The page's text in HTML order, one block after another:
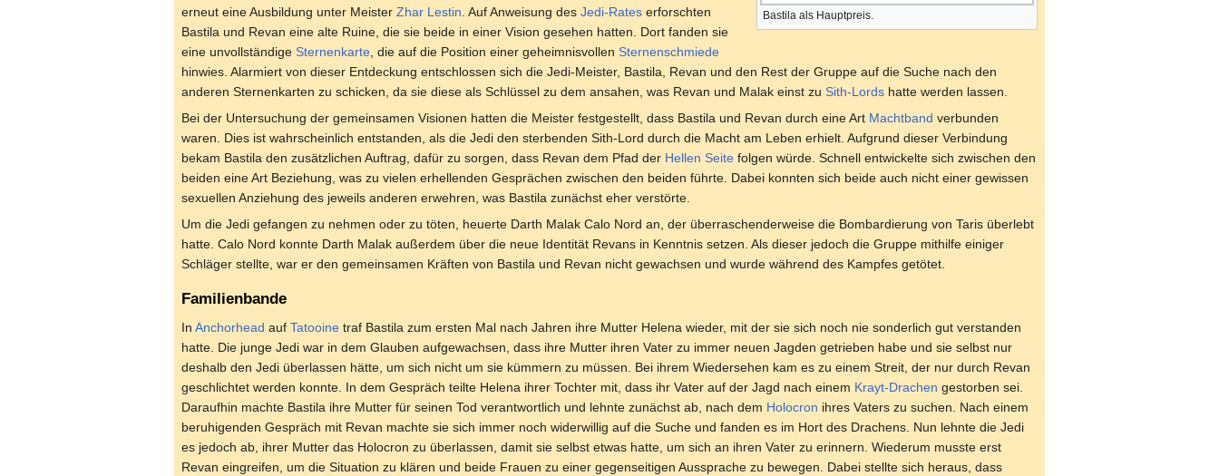
Bastila als Hauptpreis.
erneut eine Ausbildung unter Meister Zhar Lestin . Auf Anweisung des Jedi-Rates erforschten
Bastila und Revan eine alte Ruine, die sie beide in einer Vision gesehen hatten. Dort fanden sie
eine unvollständige Sternenkarte , die auf die Position einer geheimnisvollen Sternenschmiede
hinwies. Alarmiert von dieser Entdeckung entschlossen sich die Jedi-Meister, Bastila, Revan und den Rest der Gruppe auf die Suche nach den
anderen Sternenkarten zu schicken, da sie diese als Schlüssel zu dem ansahen, was Revan und Malak einst zu Sith-Lords hatte werden lassen.
Bei der Untersuchung der gemeinsamen Visionen hatten die Meister festgestellt, dass Bastila und Revan durch eine Art Machtband verbunden
waren. Dies ist wahrscheinlich entstanden, als die Jedi den sterbenden Sith-Lord durch die Macht am Leben erhielt. Aufgrund dieser Verbindung
bekam Bastila den zusätzlichen Auftrag, dafür zu sorgen, dass Revan dem Pfad der Hellen Seite folgen würde. Schnell entwickelte sich zwischen den
beiden eine Art Beziehung, was zu vielen erhellenden Gesprächen zwischen den beiden führte. Dabei konnten sich beide auch nicht einer gewissen
sexuellen Anziehung des jeweils anderen erwehren, was Bastila zunächst eher verstörte.
Um die Jedi gefangen zu nehmen oder zu töten, heuerte Darth Malak Calo Nord an, der überraschenderweise die Bombardierung von Taris überlebt
hatte. Calo Nord konnte Darth Malak außerdem über die neue Identität Revans in Kenntnis setzen. Als dieser jedoch die Gruppe mithilfe einiger
Schläger stellte, war er den gemeinsamen Kräften von Bastila und Revan nicht gewachsen und wurde während des Kampfes getötet.
Familienbande
In Anchorhead auf Tatooine traf Bastila zum ersten Mal nach Jahren ihre Mutter Helena wieder, mit der sie sich noch nie sonderlich gut verstanden
hatte. Die junge Jedi war in dem Glauben aufgewachsen, dass ihre Mutter ihren Vater zu immer neuen Jagden getrieben habe und sie selbst nur
deshalb den Jedi überlassen hätte, um sich nicht um sie kümmern zu müssen. Bei ihrem Wiedersehen kam es zu einem Streit, der nur durch Revan
geschlichtet werden konnte. In dem Gespräch teilte Helena ihrer Tochter mit, dass ihr Vater auf der Jagd nach einem Krayt-Drachen gestorben sei.
Daraufhin machte Bastila ihre Mutter für seinen Tod verantwortlich und lehnte zunächst ab, nach dem Holocron ihres Vaters zu suchen. Nach einem
beruhigenden Gespräch mit Revan machte sie sich immer noch widerwillig auf die Suche und fanden es im Hort des Drachens. Nun lehnte die Jedi
es jedoch ab, ihrer Mutter das Holocron zu überlassen, damit sie selbst etwas hatte, um sich an ihren Vater zu erinnern. Wiederum musste erst
Revan eingreifen, um die Situation zu klären und beide Frauen zu einer gegenseitigen Aussprache zu bewegen. Dabei stellte sich heraus, dass